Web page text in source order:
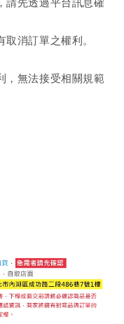
消訂單之權利。
，無法接受相關規範